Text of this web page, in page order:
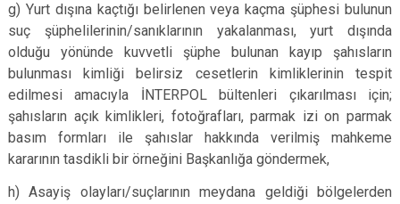
g) Yurt dışına kaçtığı belirlenen veya kaçma şüphesi bulunun
suç şüphelilerinin/sanıklarının yakalanması, yurt dışında
olduğu yönünde kuvvetli şüphe bulunan kayıp şahısların
bulunması kimliği belirsiz cesetlerin kimliklerinin tespit
edilmesi amacıyla İNTERPOL bültenleri çıkarılması için;
şahısların açık kimlikleri, fotoğrafları, parmak izi on parmak
basım formları ile şahıslar hakkında verilmiş mahkeme
kararının tasdikli bir örneğini Başkanlığa göndermek,
h) Asayiş olayları/suçlarının meydana geldiği bölgelerden